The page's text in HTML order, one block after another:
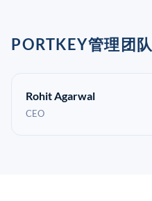
PORTKEY管理团队
Rohit Agarwal
CEO